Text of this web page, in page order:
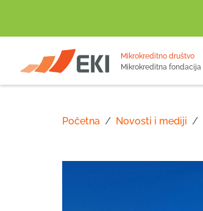
POČETNA
Mikrokreditno društvo
Mikrokreditna fondacija
Početna Novosti i mediji